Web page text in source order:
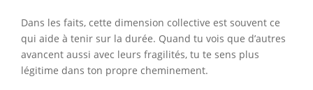
Dans les faits, cette dimension collective est souvent ce
qui aide à tenir sur la durée. Quand tu vois que d’autres
avancent aussi avec leurs fragilités, tu te sens plus
légitime dans ton propre cheminement.